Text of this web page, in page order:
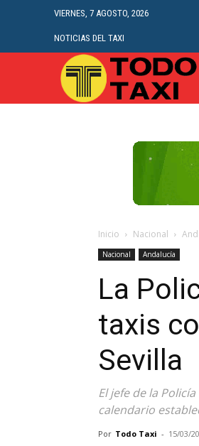
VIERNES, 7 AGOSTO, 2026
NOTICIAS DEL TAXI
Inicio Nacional
Nacional Andalucía
La
taxis
Sevilla
El jefe de la
calendario
Por Todo Taxi - 15/03/